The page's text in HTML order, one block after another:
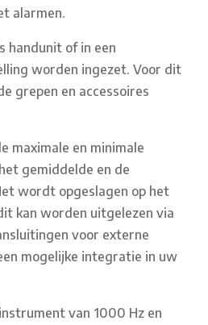
alarmen.
handunit of in een
worden ingezet. Voor dit
grepen en accessoires
maximale en minimale
gemiddelde en de
wordt opgeslagen op het
kan worden uitgelezen via
voor externe
mogelijke integratie in uw
van 1000 Hz en